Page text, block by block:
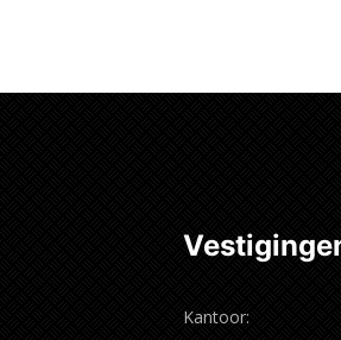
Kantoor: